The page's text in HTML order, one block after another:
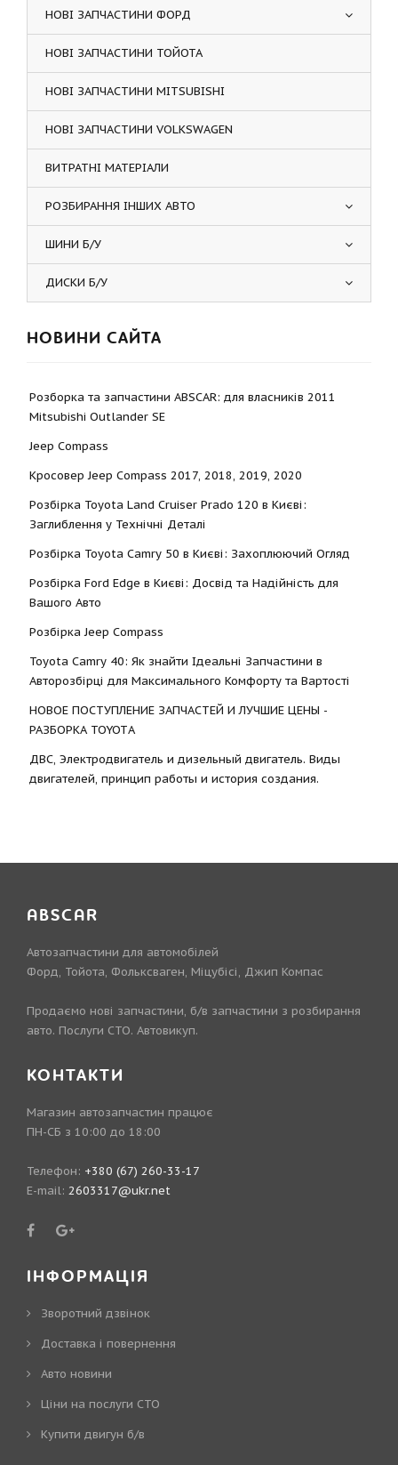
НОВІ ЗАПЧАСТИНИ ФОРД
НОВІ ЗАПЧАСТИНИ ТОЙОТА
НОВІ ЗАПЧАСТИНИ MITSUBISHI
НОВІ ЗАПЧАСТИНИ VOLKSWAGEN
ВИТРАТНІ МАТЕРІАЛИ
РОЗБИРАННЯ ІНШИХ АВТО
ШИНИ Б/У
ДИСКИ Б/У
НОВИНИ САЙТА
Розборка та запчастини ABSCAR: для власників 2011
Mitsubishi Outlander SE
Jeep Compass
Кросовер Jeep Compass 2017, 2018, 2019, 2020
Розбірка Toyota Land Cruiser Prado 120 в Києві:
Заглиблення у Технічні Деталі
Розбірка Toyota Camry 50 в Києві: Захоплюючий Огляд
Розбірка Ford Edge в Києві: Досвід та Надійність для
Вашого Авто
Розбірка Jeep Compass
Toyota Camry 40: Як знайти Ідеальні Запчастини в
Авторозбірці для Максимального Комфорту та Вартості
НОВОЕ ПОСТУПЛЕНИЕ ЗАПЧАСТЕЙ И ЛУЧШИЕ ЦЕНЫ -
РАЗБОРКА TOYOTА
ДВС, Электродвигатель и дизельный двигатель. Виды
двигателей, принцип работы и история создания.
ABSCAR
Автозапчастини для автомобілей
Форд, Тойота, Фольксваген, Міцубісі, Джип Компас
Продаємо нові запчастини, б/в запчастини з розбирання
авто. Послуги СТО. Автовикуп.
КОНТАКТИ
Магазин автозапчастин працює
ПН-СБ з 10:00 до 18:00
Телефон: +380 (67) 260-33-17
E-mail: 2603317@ukr.net
ІНФОРМАЦІЯ
Зворотний дзвінок
Доставка і повернення
Авто новини
Ціни на послуги СТО
Купити двигун б/в